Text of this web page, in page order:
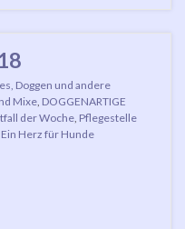
Doggen und andere
Mixe DOGGENARTIGE
der Woche Pflegestelle
Ein Herz für Hunde